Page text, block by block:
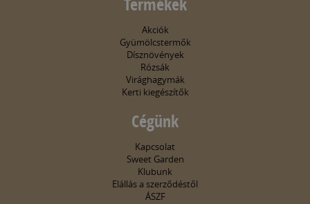
Akciók
Gyümölcstermők
Dísznövények
Rózsák
Virághagymák
Kerti kiegészítők
Cégünk
Kapcsolat
Sweet Garden
Klubunk
Elállás a szerződéstől
ÁSZF